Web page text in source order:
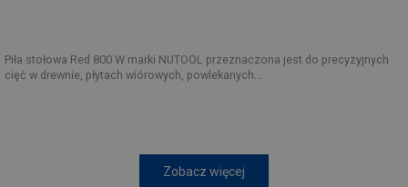
Piła stołowa Red 800 W marki NUTOOL przeznaczona jest do precyzyjnych
cięć w drewnie, płytach wiórowych, powlekanych...
Zobacz więcej